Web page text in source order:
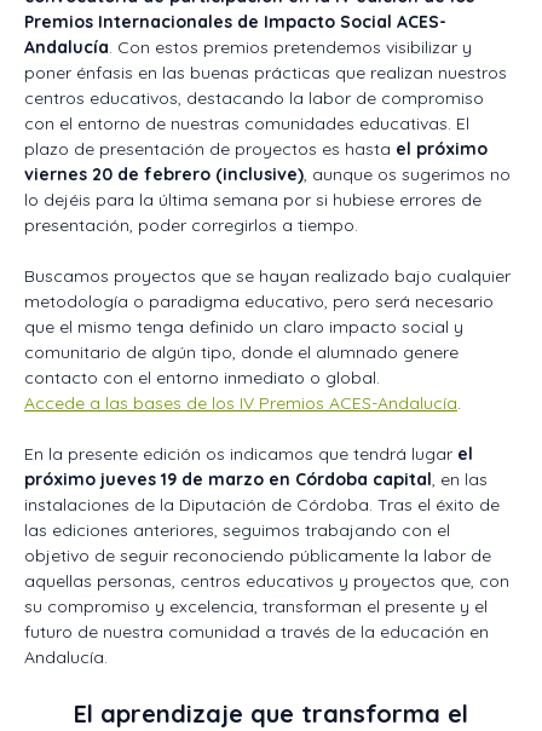
Premios Internacionales de Impacto Social ACES-
Andalucía. Con estos premios pretendemos visibilizar y
poner énfasis en las buenas prácticas que realizan nuestros
centros educativos, destacando la labor de compromiso
con el entorno de nuestras comunidades educativas. El
plazo de presentación de proyectos es hasta el próximo
viernes 20 de febrero (inclusive), aunque os sugerimos no
lo dejéis para la última semana por si hubiese errores de
presentación, poder corregirlos a tiempo.
Buscamos proyectos que se hayan realizado bajo cualquier
metodología o paradigma educativo, pero será necesario
que el mismo tenga definido un claro impacto social y
comunitario de algún tipo, donde el alumnado genere
contacto con el entorno inmediato o global.
Accede a las bases de los IV Premios ACES-Andalucía.
En la presente edición os indicamos que tendrá lugar el
próximo jueves 19 de marzo en Córdoba capital, en las
instalaciones de la Diputación de Córdoba. Tras el éxito de
las ediciones anteriores, seguimos trabajando con el
objetivo de seguir reconociendo públicamente la labor de
aquellas personas, centros educativos y proyectos que, con
su compromiso y excelencia, transforman el presente y el
futuro de nuestra comunidad a través de la educación en
Andalucía.
El aprendizaje que transforma el